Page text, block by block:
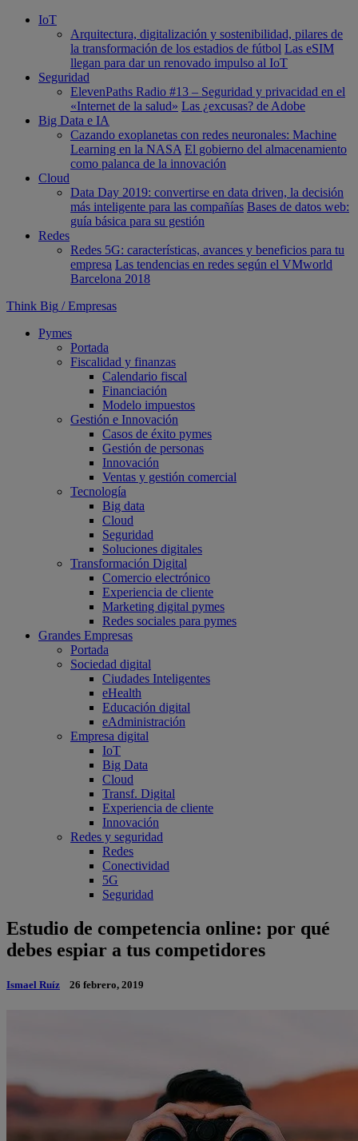
IoT
Arquitectura, digitalización y sostenibilidad, pilares de
la transformación de los estadios de fútbol Las eSIM
llegan para dar un renovado impulso al IoT
Seguridad
ElevenPaths Radio #13 – Seguridad y privacidad en el
«Internet de la salud» Las ¿excusas? de Adobe
Big Data e IA
Cazando exoplanetas con redes neuronales: Machine
Learning en la NASA El gobierno del almacenamiento
como palanca de la innovación
Cloud
Data Day 2019: convertirse en data driven, la decisión
más inteligente para las compañías Bases de datos web:
guía básica para su gestión
Redes
Redes 5G: características, avances y beneficios para tu
empresa Las tendencias en redes según el VMworld
Barcelona 2018
Think Big / Empresas
Pymes
Portada
Fiscalidad y finanzas
Calendario fiscal
Financiación
Modelo impuestos
Gestión e Innovación
Casos de éxito pymes
Gestión de personas
Innovación
Ventas y gestión comercial
Tecnología
Big data
Cloud
Seguridad
Soluciones digitales
Transformación Digital
Comercio electrónico
Experiencia de cliente
Marketing digital pymes
Redes sociales para pymes
Grandes Empresas
Portada
Sociedad digital
Ciudades Inteligentes
eHealth
Educación digital
eAdministración
Empresa digital
IoT
Big Data
Cloud
Transf. Digital
Experiencia de cliente
Innovación
Redes y seguridad
Redes
Conectividad
5G
Seguridad
Estudio de competencia online: por qué
debes espiar a tus competidores
Ismael Ruíz 26 febrero, 2019